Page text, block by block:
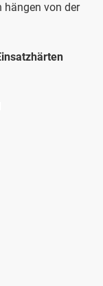
hängen von der